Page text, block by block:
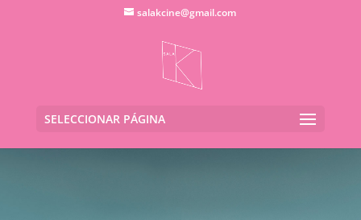
salakcine@gmail.com
SELECCIONAR PÁGINA